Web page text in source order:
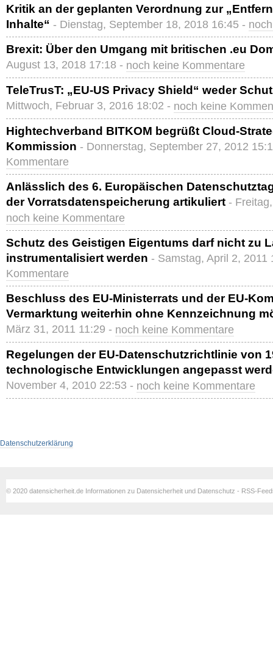
Kritik an der geplanten Verordnung zur
Inhalte“ - Dienstag, September 18, 2018 16:45 -
Brexit: Über den Umgang mit britischen .eu
August 13, 2018 17:18 - noch keine Kommentare
TeleTrusT: „EU-US Privacy Shield“ weder
Mittwoch, Februar 3, 2016 18:02 - noch keine
Hightechverband BITKOM begrüßt Cloud-
Kommission - Donnerstag, September 27, 2012
Kommentare
Anlässlich des 6. Europäischen
der Vorratsdatenspeicherung artikuliert -
noch keine Kommentare
Schutz des Geistigen Eigentums darf nicht zu
instrumentalisiert werden - Samstag, April 2,
Kommentare
Beschluss des EU-Ministerrats und der EU-
Vermarktung weiterhin ohne Kennzeichnung
März 31, 2011 11:29 - noch keine Kommentare
Regelungen der EU-Datenschutzrichtlinie von
technologische Entwicklungen angepasst
November 4, 2010 22:53 - noch keine Kommentare
Datenschutzerklärung
© 2020 datensicherheit.de Informationen zu Datensicherheit und Datenschutz - RSS-